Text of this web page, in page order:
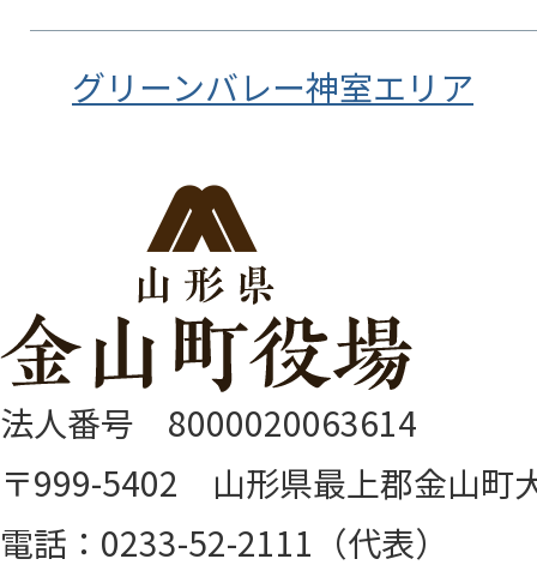
グリーンバレー神室エリア
法人番号 8000020063614
〒999-5402 山形県最上郡金山町
電話：0233-52-2111（代表）